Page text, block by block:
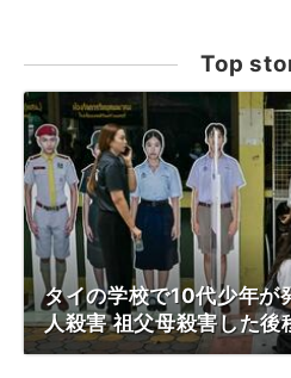
Top
タイの学校で10代少年が
人殺害 祖父母殺害した後